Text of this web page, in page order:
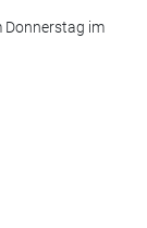
Donnerstag im